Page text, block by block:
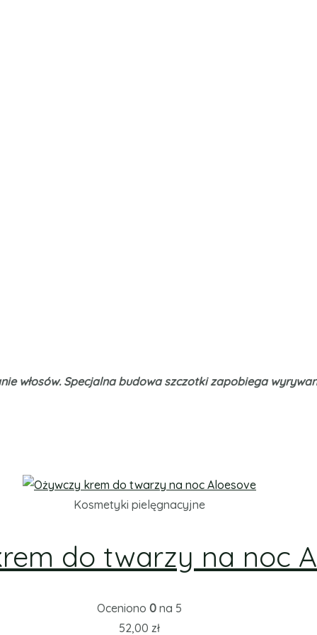
włosów. Specjalna budowa szczotki zapobiega
Kosmetyki pielęgnacyjne
do twarzy na noc
Oceniono 0 na 5
52,00 zł